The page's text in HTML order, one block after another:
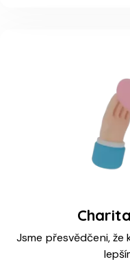
Jsme přesvědčeni, že